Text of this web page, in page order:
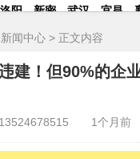
洛阳 新密 武汉 宜昌
永清 三河 霸州 ）
济宁 绵阳 石家庄 沧州
珠三角： 广州 东莞 江
连 海外园区： 印尼 泰国
万洋 均和 平谦迈高
新闻中心 > 正文内容
建！但90%的企
1个月前